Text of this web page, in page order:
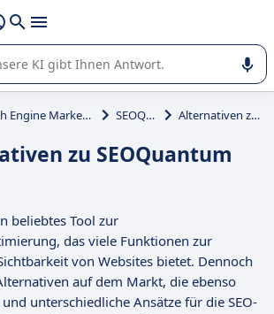
Zeilen mit
Sie bei der Nutzung oder Auswahl
Unternehmen.
Search Engine Marketing (SEM, SEO, SEA) SEOQuantum Alternativen zu SEOQuantum
zu SEOQuantum
beliebtes Tool zur
das viele Funktionen zur
von Websites bietet. Dennoch
auf dem Markt, die ebenso
unterschiedliche Ansätze für die SEO-